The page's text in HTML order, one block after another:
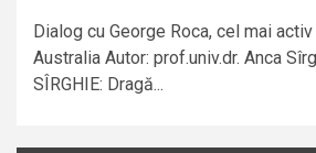
Dialog cu George Roca, cel mai
Australia Autor: prof.univ.dr. Anca
SÎRGHIE: Dragă...